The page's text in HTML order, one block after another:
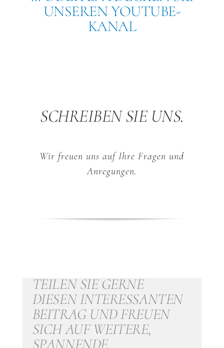
UNSEREN YOUTUBE-
KANAL
SCHREIBEN SIE UNS.
Wir freuen uns auf Ihre Fragen und
Anregungen.
TEILEN SIE GERNE
DIESEN INTERESSANTEN
BEITRAG UND FREUEN
SICH AUF WEITERE,